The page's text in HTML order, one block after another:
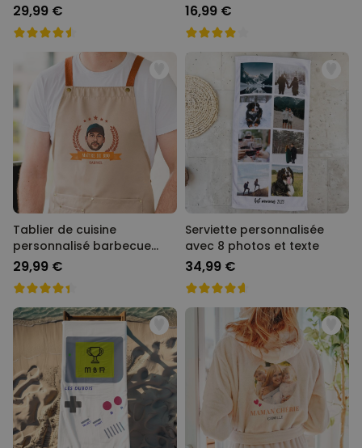
29,99 € 16,99 €
Tablier de cuisine
personnalisé barbecue
avec photo
29,99 €
Serviette personnalisée
avec 8 photos et texte
34,99 €